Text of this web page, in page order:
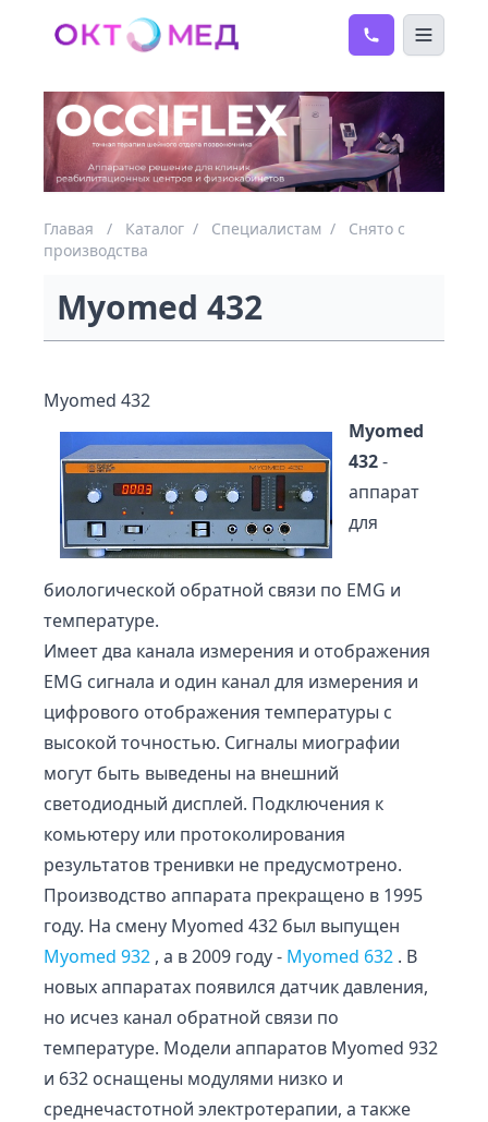
Главая / Каталог / Специалистам /
Снято с
производства
Myomed 432
Myomed 432
Myomed
432-
аппарат
для
биологической обратной связи по EMG и
температуре.
Имеет два канала измерения и отображения
EMG сигнала и один канал для измерения и
цифрового отображения температуры с
высокой точностью. Сигналы миографии
могут быть выведены на внешний
светодиодный дисплей. Подключения к
комьютеру или протоколирования
результатов тренивки не предусмотрено.
Производство аппарата прекращено в 1995
году. На смену Myomed 432 был выпущен
Myomed 932 , а в 2009 году - Myomed 632 . В
новых аппаратах появился датчик давления,
но исчез канал обратной связи по
температуре. Модели аппаратов Myomed 932
и 632 оснащены модулями низко и
среднечастотной электротерапии, а также